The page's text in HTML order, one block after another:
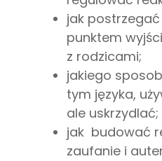
jak postrzegać
punktem
z rodzicami;
jakiego
tym języka,
ale uskrzydlać;
jak budować
zaufanie i